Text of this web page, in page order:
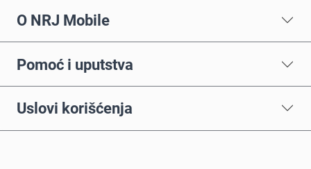
O NRJ Mobile
Pomoć i uputstva
Uslovi korišćenja